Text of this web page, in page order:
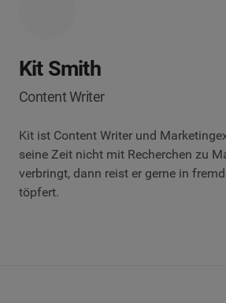
Kit Smith
Content Writer
Kit ist Content Writer und
seine Zeit nicht mit Recherchen zu
verbringt, dann reist er gerne in
töpfert.